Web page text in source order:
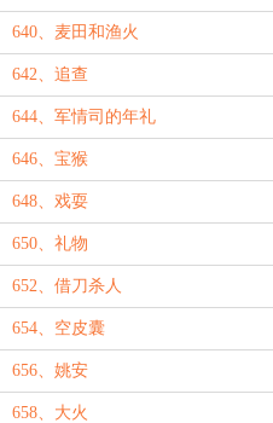
640、麦田和渔火
642、追查
644、军情司的年礼
646、宝猴
648、戏耍
650、礼物
652、借刀杀人
654、空皮囊
656、姚安
658、大火